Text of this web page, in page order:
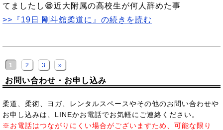
てましたし😁近大附属の高校生が何人辞めた事
>>『19日 剛斗舘柔道に』の続きを読む
1 2 3 »
お問い合わせ・お申し込み
柔道、柔術、ヨガ、レンタルスペースやその他のお問い合わせや
お申し込みは、LINEかお電話でお気軽にご連絡ください。
※お電話はつながりにくい場合がございますため、可能な限り